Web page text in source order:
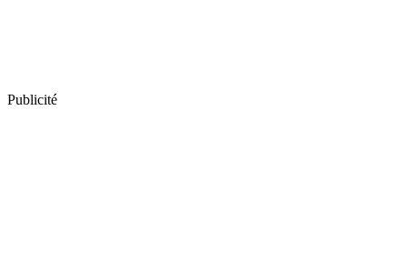
Publicité